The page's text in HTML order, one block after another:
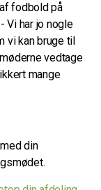
fodbold på
har jo nogle
vi kan bruge til
vedtage
mange
din